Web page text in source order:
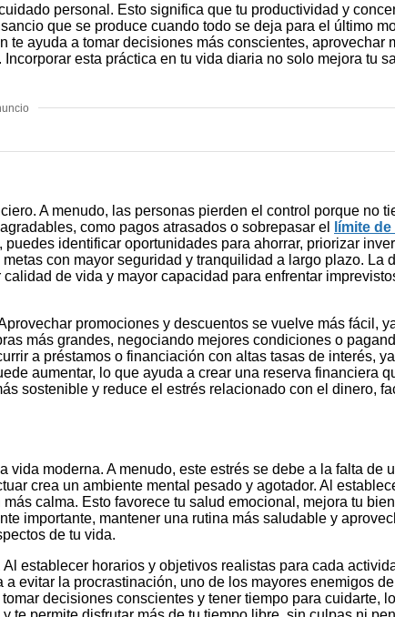
personal. Esto significa que tu productividad y
que se produce cuando todo se deja para el último
ayuda a tomar decisiones más conscientes, aprovechar
esta práctica en tu vida diaria no solo mejora tu
A menudo, las personas pierden el control porque no
como pagos atrasados ​​o sobrepasar el
límite
identificar oportunidades para ahorrar, priorizar
con mayor seguridad y tranquilidad a largo plazo. La
de vida y mayor capacidad para enfrentar
promociones y descuentos se vuelve más fácil,
más grandes, negociando mejores condiciones o
a préstamos o financiación con altas tasas de interés,
aumentar, lo que ayuda a crear una reserva financiera
sostenible y reduce el estrés relacionado con el dinero,
moderna. A menudo, este estrés se debe a la falta de
crea un ambiente mental pesado y agotador. Al
calma. Esto favorece tu salud emocional, mejora tu
importante, mantener una rutina más saludable y
de tu vida.
establecer horarios y objetivos realistas para cada
evitar la procrastinación, uno de los mayores enemigos
decisiones conscientes y tener tiempo para cuidarte,